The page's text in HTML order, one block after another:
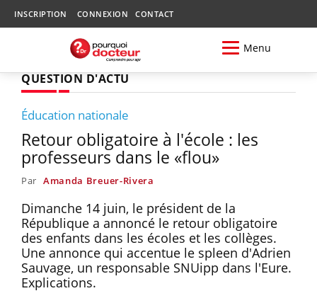
INSCRIPTION CONNEXION CONTACT
Menu
QUESTION D'ACTU
Éducation nationale
Retour obligatoire à l'école : les
professeurs dans le «flou»
Par Amanda Breuer-Rivera
Dimanche 14 juin, le président de la
République a annoncé le retour obligatoire
des enfants dans les écoles et les collèges.
Une annonce qui accentue le spleen d'Adrien
Sauvage, un responsable SNUipp dans l'Eure.
Explications.